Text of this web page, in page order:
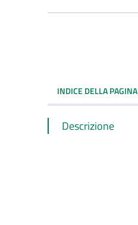
INDICE DELLA PAGINA
Descrizione